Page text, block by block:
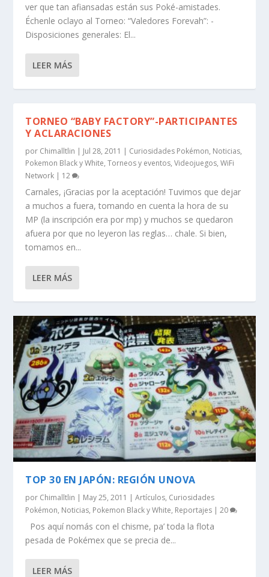
ver que tan afiansadas están sus Poké-amistades.
Échenle oclayo al Torneo: “Valedores Forevah”: -
Disposiciones generales: El...
LEER MÁS
TORNEO “BABY FACTORY”-PARTICIPANTES
Y ACLARACIONES
por Chimalltlin | Jul 28, 2011 | Curiosidades Pokémon, Noticias,
Pokemon Black y White,Torneos y eventos,Videojuegos,WiFi
Network | 12
Carnales, ¡Gracias por la aceptación! Tuvimos que dejar
a muchos a fuera, tomando en cuenta la hora de su
MP (la inscripción era por mp) y muchos se quedaron
afuera por que no leyeron las reglas… chale. Si bien,
tomamos en...
LEER MÁS
TOP 30 EN JAPÓN: REGIÓN UNOVA
por Chimalltlin | May 25, 2011 |Artículos, Curiosidades
Pokémon, Noticias, Pokemon Black y White, Reportajes |20
Pos aquí nomás con el chisme, pa’ toda la flota
pesada de Pokémex que se precia de...
LEER MÁS